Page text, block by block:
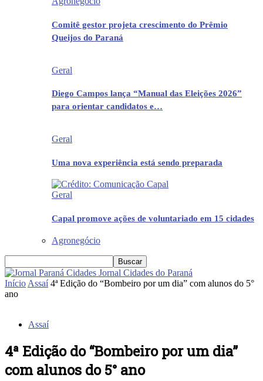
Comitê gestor projeta crescimento do Prêmio
Queijos do Paraná
Geral
Diego Campos lança “Manual das Eleições 2026”
para orientar candidatos e…
Geral
Uma nova experiência está sendo preparada
Geral
Capal promove ações de voluntariado em 15 cidades
Agronegócio
Jornal Cidades do Paraná
Início Assaí 4ª Edição do “Bombeiro por um dia” com alunos do 5°
ano
Assaí
4ª Edição do “Bombeiro por um dia”
com alunos do 5° ano